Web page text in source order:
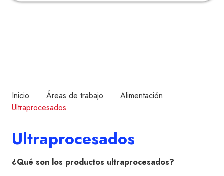
Inicio Áreas de trabajo
Alimentación
Ultraprocesados
Ultraprocesados
¿Qué son los productos ultraprocesados?